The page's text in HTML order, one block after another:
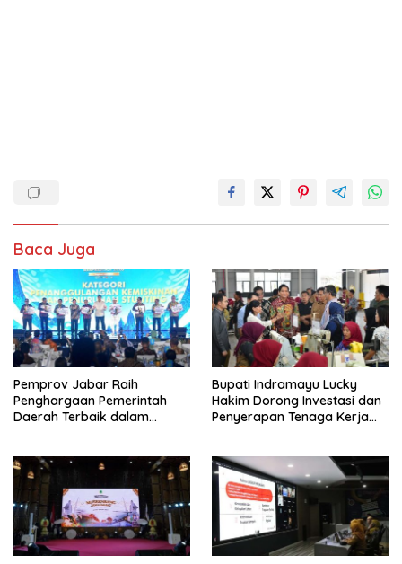
Baca Juga
Pemprov Jabar Raih
Penghargaan Pemerintah
Daerah Terbaik dalam
Bupati Indramayu Lucky
Hakim Dorong Investasi dan
Penyerapan Tenaga Kerja